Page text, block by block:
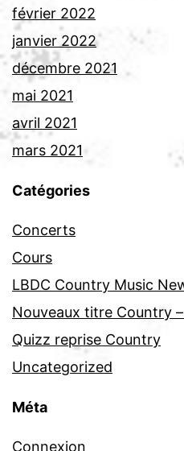
février 2022
janvier 2022
décembre 2021
mai 2021
avril 2021
mars 2021
Catégories
Concerts
Cours
LBDC Country Music
Nouveaux titre Country
Quizz reprise Country
Uncategorized
Méta
Connexion